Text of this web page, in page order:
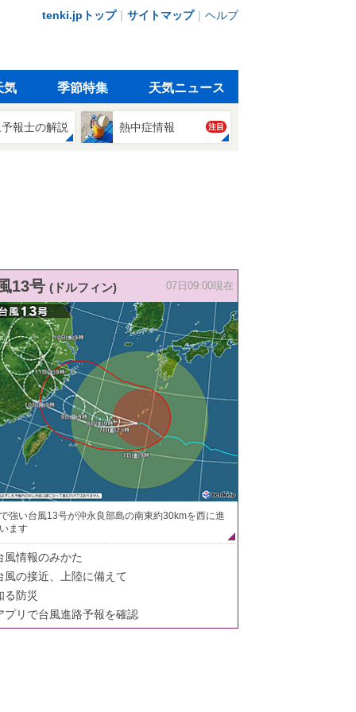
tenki.jpトップ｜ サイトマップ｜ ヘルプ
気 季節特集 天気ニュース
報士の解説 熱中症情報 注目
13号 (ドルフィン) 07日09:00現在
強い台風13号が沖永良部島の南東約30kmを西に進
ます
風情報のみかた
風の接近、上陸に備えて
る防災
プリで台風進路予報を確認